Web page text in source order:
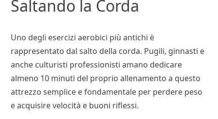
Saltando la Corda
Uno degli esercizi aerobici più antichi è
rappresentato dal salto della corda. Pugili, ginnasti e
anche culturisti professionisti amano dedicare
almeno 10 minuti del proprio allenamento a questo
attrezzo semplice e fondamentale per perdere peso
e acquisire velocità e buoni riflessi.